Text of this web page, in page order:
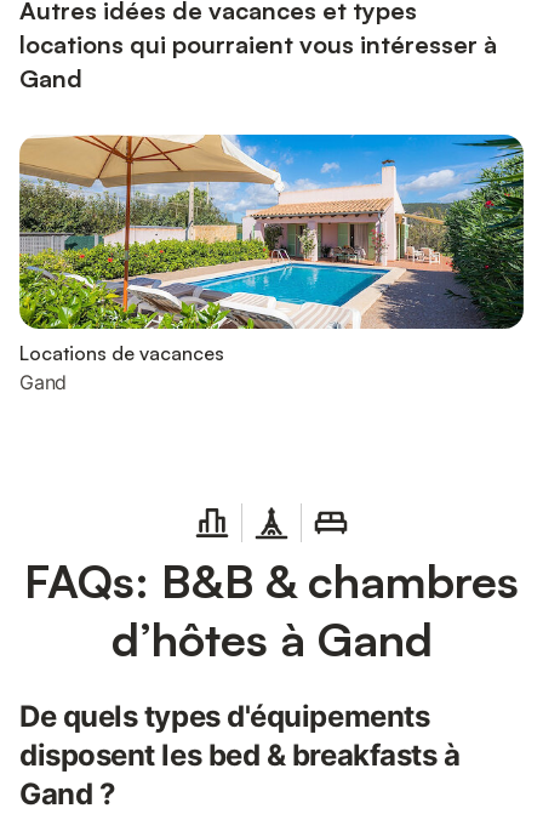
Autres idées de vacances et types
locations qui pourraient vous intéresser à
Gand
Locations de vacances
Gand
FAQs: B&B & chambres
d’hôtes à Gand
De quels types d'équipements
disposent les bed & breakfasts à
Gand ?